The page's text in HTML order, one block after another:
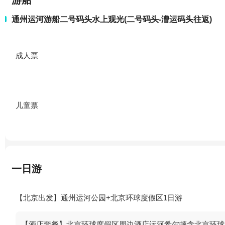
通州运河游船二号码头水上观光(二号码头-漕运码头往返)
成人票
儿童票
一日游
【北京出发】通州运河公园+北京环球度假区1日游